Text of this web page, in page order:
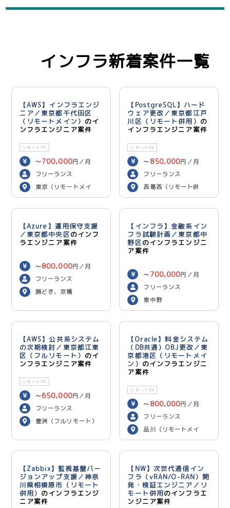
インフラ新着案件一覧
【AWS】インフラエンジ
ニア／東京都千代田区
（リモートメイン） のイ
ンフラエンジニア案件
リモートOK
〜700,000円／月
フリーランス
東京（リモートメイ
ン）
【PostgreSQL】ハード
ウェア更改／東京都江戸
川区（リモート併用） の
インフラエンジニア案件
リモートOK
〜 850,000円／月
フリーランス
西葛西（リモート併
用）
【Azure】運用保守支援
／東京都中央区のインフ
ラエンジニア案件
〜800,000円／月
フリーランス
勝どき、京橋
【インフラ】金融系イン
フラ試験計画／東京都中
野区のインフラエンジニ
ア案件
〜 700,000円／月
フリーランス
東中野
【AWS】公共系システム
の次期検討／東京都江東
区（フルリモート） のイ
ンフラエンジニア案件
リモートOK
〜650,000円／月
フリーランス
豊洲（フルリモート）
【Oracle】料金システム
（DB共通）OBJ更改／東
京都港区（リモートメイ
ン） のインフラエンジニ
ア案件
リモートOK
〜 800,000円／月
フリーランス
品川（リモートメイ
ン）
【Zabbix】監視基盤バー
ジョンアップ支援／神奈
川県相模原市（リモート
併用） のインフラエンジ
ニア案件
【NW】次世代通信イン
フラ（vRAN/O-RAN）開
発・検証エンジニア／リ
モート併用のインフラエ
ンジニア案件